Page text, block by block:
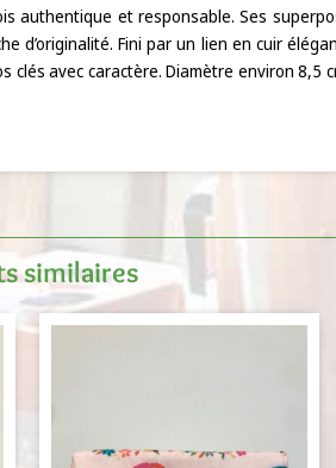
authentique et responsable. Ses
Fini par un lien en cuir
avec caractère. Diamètre environ 8,5
similaires